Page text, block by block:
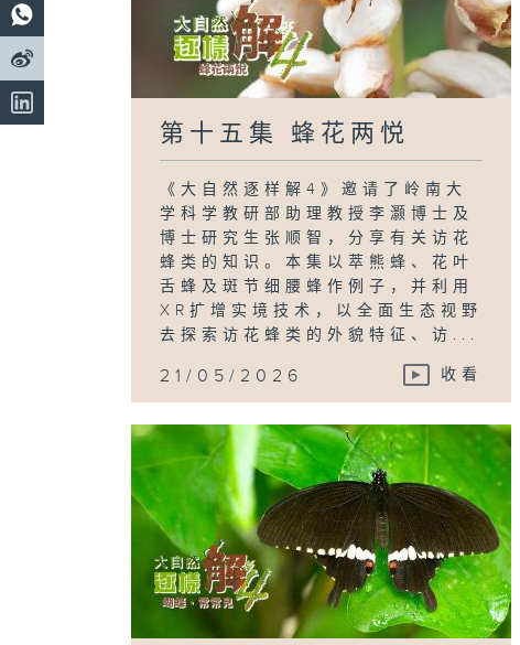
第十五集 蜂花两悦
《大自然逐样解4》邀请了岭南大
学科学教研部助理教授李灏博士及
博士研究生张顺智，分享有关访花
蜂类的知识。本集以萃熊蜂、花叶
舌蜂及斑节细腰蜂作例子，并利用
XR扩增实境技术，以全面生态视野
去探索访花蜂类的外貌特征、访...
21/05/2026 收看